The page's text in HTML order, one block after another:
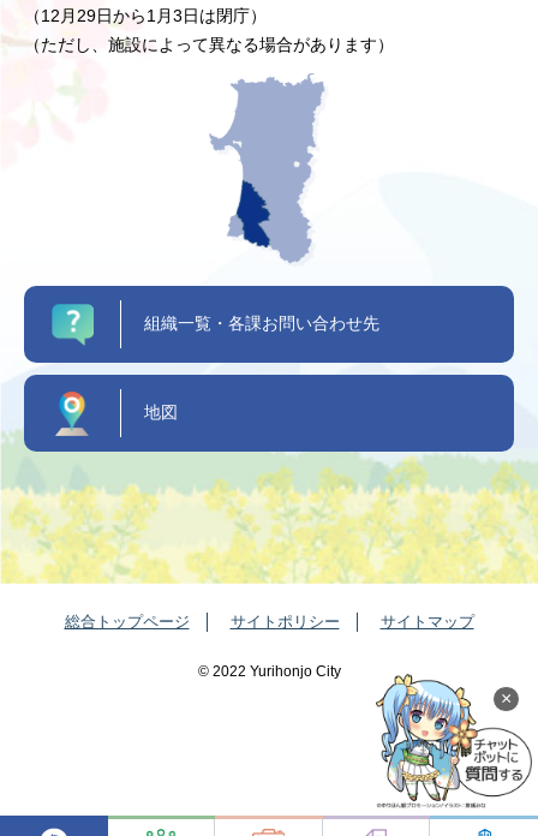
×
（12月29日から1月3日は閉庁）
（ただし、施設によって異なる場合があります）
組織一覧・各課お問い合わせ先
地図
総合トップページ サイトポリシー サイトマップ
©️ 2022 Yurihonjo City